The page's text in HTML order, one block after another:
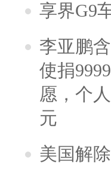
享界G9
李亚鹏
使捐
愿，个
元
美国解